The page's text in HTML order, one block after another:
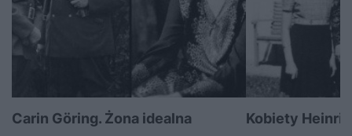
Carin Göring. Żona idealna Kobiety